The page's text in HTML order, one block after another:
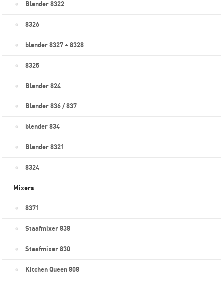
Blender 8322
8326
blender 8327 + 8328
8325
Blender 824
Blender 836 / 837
blender 834
Blender 8321
8324
Mixers
8371
Staafmixer 838
Staafmixer 830
Kitchen Queen 808